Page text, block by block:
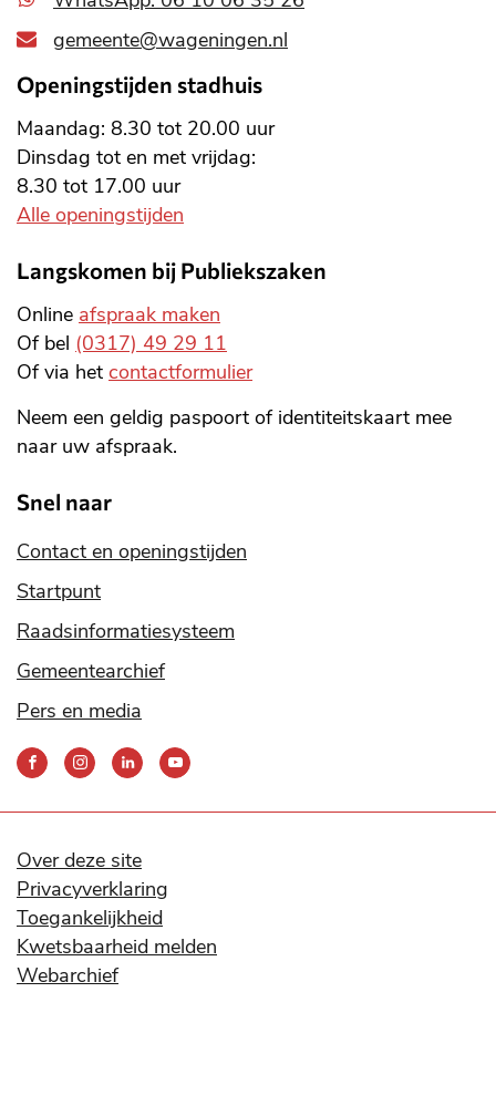
gemeente@wageningen.nl
Openingstijden stadhuis
Maandag: 8.30 tot 20.00 uur
Dinsdag tot en met vrijdag:
8.30 tot 17.00 uur
Alle openingstijden
Langskomen bij Publiekszaken
Online afspraak maken
Of bel (0317) 49 29 11
Of via het contactformulier
Neem een geldig paspoort of identiteitskaart mee
naar uw afspraak.
Snel naar
Contact en openingstijden
Startpunt
Raadsinformatiesysteem
Gemeentearchief
Pers en media
Bereik
ons
social
media
kanalen
Over deze site
Privacyverklaring
Toegankelijkheid
Kwetsbaarheid melden
Webarchief